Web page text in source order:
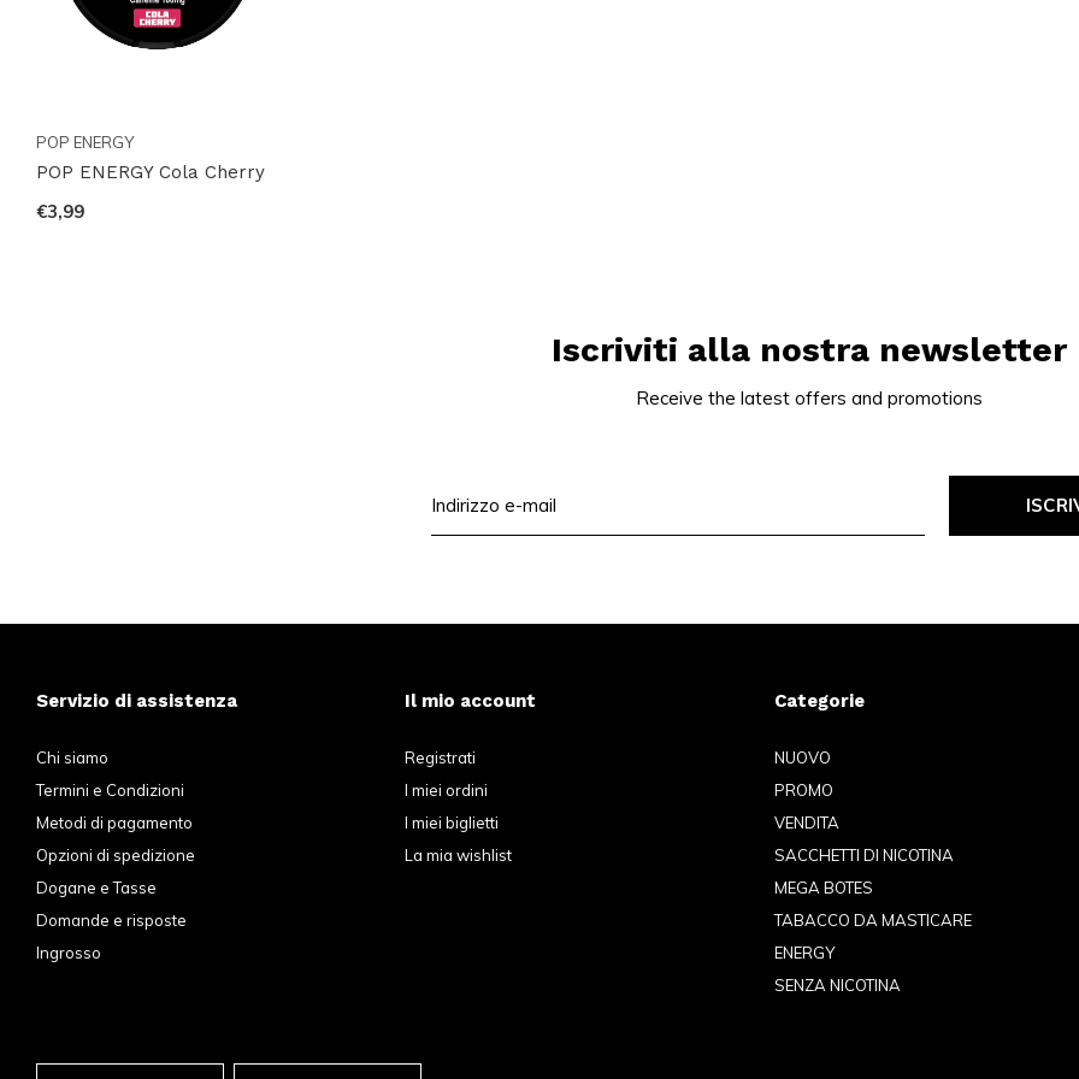
POP ENERGY
POP ENERGY Cola Cherry
€3,99
Iscriviti alla nostra newsletter
Receive the latest offers and promotions
Servizio di assistenza
Chi siamo
Termini e Condizioni
Metodi di pagamento
Opzioni di spedizione
Dogane e Tasse
Domande e risposte
Ingrosso
Il mio account
Registrati
I miei ordini
I miei biglietti
La mia wishlist
Categorie
NUOVO
PROMO
VENDITA
SACCHETTI DI NICOTINA
MEGA BOTES
TABACCO DA MASTICARE
ENERGY
SENZA NICOTINA